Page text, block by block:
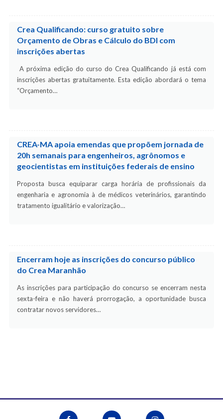
Crea Qualificando: curso gratuito sobre
Orçamento de Obras e Cálculo do BDI com
inscrições abertas
A próxima edição do curso do Crea Qualificando já está com
inscrições abertas gratuitamente. Esta edição abordará o tema
“Orçamento…
CREA-MA apoia emendas que propõem jornada de
20h semanais para engenheiros, agrônomos e
geocientistas em instituições federais de ensino
Proposta busca equiparar carga horária de profissionais da
engenharia e agronomia à de médicos veterinários, garantindo
tratamento igualitário e valorização…
Encerram hoje as inscrições do concurso público
do Crea Maranhão
As inscrições para participação do concurso se encerram nesta
sexta-feira e não haverá prorrogação, a oportunidade busca
contratar novos servidores…